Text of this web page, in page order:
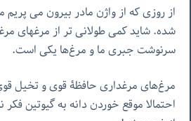
از روزی که از واژن مادر بیرون می
شده. شاید کمی طولانی تر از مرغهای
سرنوشت جبری ما و مرغ‌ها یکی است.
مرغ‌های مرغداری حافظۀ قوی و تخیل قوی
احتمالا موقع خوردن دانه به گیوتین